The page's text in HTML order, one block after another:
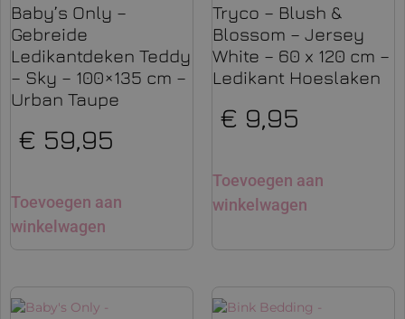
Baby’s Only –
Gebreide
Ledikantdeken Teddy
– Sky – 100×135 cm –
Urban Taupe
€ 59,95
Toevoegen aan
winkelwagen
Tryco – Blush &
Blossom – Jersey
White – 60 x 120 cm –
Ledikant Hoeslaken
€ 9,95
Toevoegen aan
winkelwagen